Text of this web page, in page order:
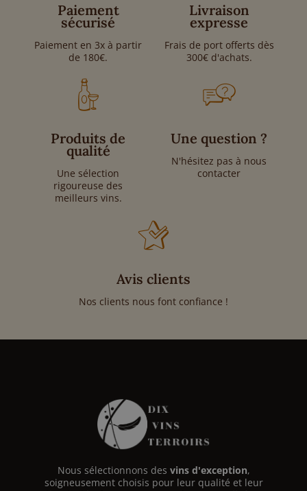
Paiement
sécurisé
Paiement en 3x à partir
de 180€.
Livraison
expresse
Frais de port offerts dès
300€ d'achats.
Produits de
qualité
Une sélection
rigoureuse des
meilleurs vins.
Une question ?
N'hésitez pas à nous
contacter
Avis clients
Nos clients nous font confiance !
Nous sélectionnons des vins d'exception,
soigneusement choisis pour leur qualité et leur